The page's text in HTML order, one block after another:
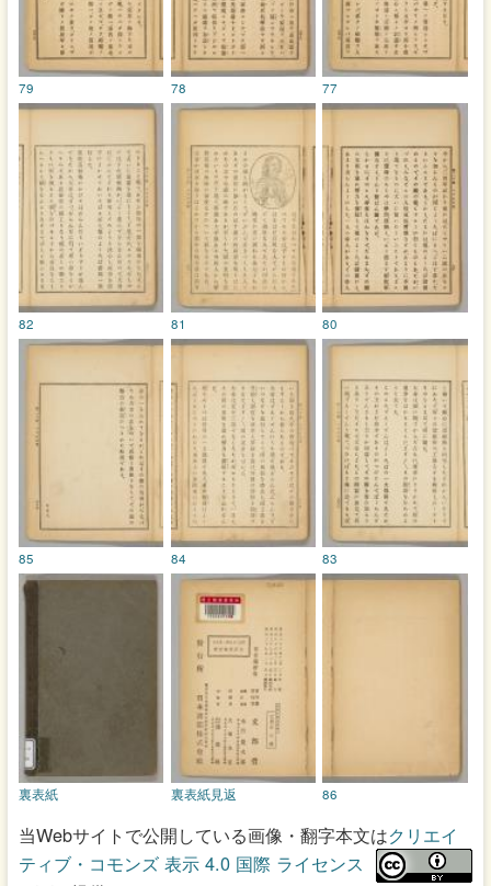
77
78
79
80
81
82
83
84
85
86
裏表紙見返
裏表紙
当Webサイトで公開している画像・翻字本文はクリエイ
ティブ・コモンズ 表示 4.0 国際 ライセンス